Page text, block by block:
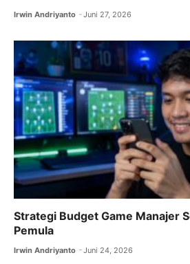
Irwin Andriyanto Juni 27, 2026
Strategi Budget Game Manajer
Pemula
Irwin Andriyanto Juni 24, 2026